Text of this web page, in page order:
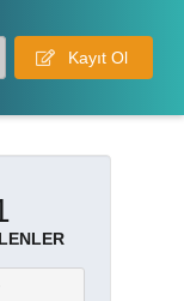
Kayıt Ol